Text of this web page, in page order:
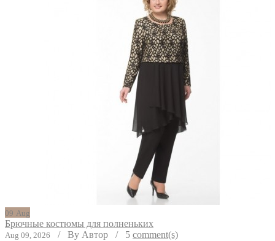
09 Aug
Брючные костюмы для полненьких
Aug 09, 2026 / By Автор / 5 comment(s)